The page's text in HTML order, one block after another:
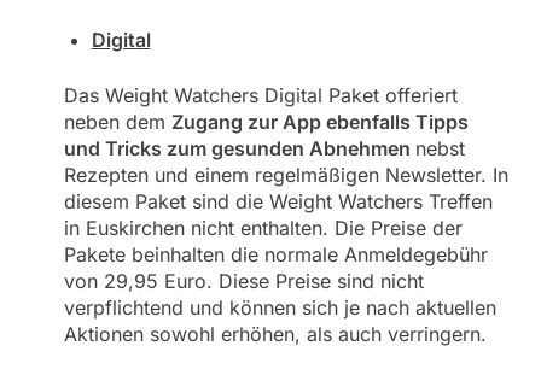
Digital
Das Weight Watchers Digital Paket offeriert
neben dem Zugang zur App ebenfalls Tipps
und Tricks zum gesunden Abnehmen nebst
Rezepten und einem regelmäßigen Newsletter. In
diesem Paket sind die Weight Watchers Treffen
in Euskirchen nicht enthalten. Die Preise der
Pakete beinhalten die normale Anmeldegebühr
von 29,95 Euro. Diese Preise sind nicht
verpflichtend und können sich je nach aktuellen
Aktionen sowohl erhöhen, als auch verringern.